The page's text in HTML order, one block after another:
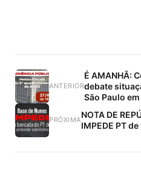
ANTERIOR
É AMANHÃ:
debate
São Paulo
PRÓXIMANOTA DE
IMPEDE PT